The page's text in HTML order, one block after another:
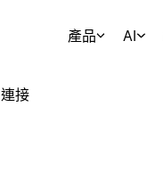
產品 AI
連接